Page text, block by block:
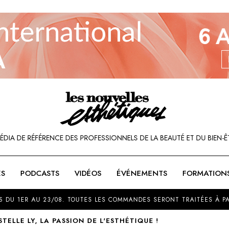
DE RÉFÉRENCE DES PROFESSIONNELS DE LA BEAUTÉ ET DU BIEN-
PODCASTS VIDÉOS ÉVÉNEMENTS
DU 1ER AU 23/08. TOUTES LES COMMANDES SERONT TRAITÉES À
LY, LA PASSION DE L'ESTHÉTIQUE !